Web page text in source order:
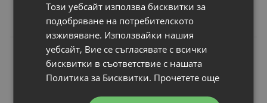
Подобни продукти
N
Y480P Series
Капацитет: 4400 mAh
Този уебсайт използва бисквитки за
подобряване на потребителското
изживяване. Използвайки нашия
уебсайт, Вие се съгласявате с всички
бисквитки в съответствие с нашата
Политика за Бисквитки. Прочетете още